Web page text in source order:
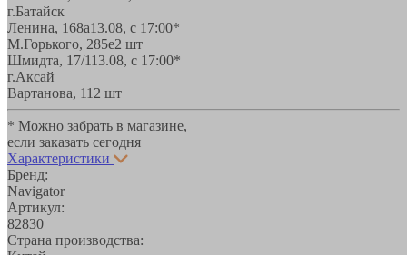
г.Батайск
Ленина, 168а13.08, с 17:00*
М.Горького, 285е2 шт
Шмидта, 17/113.08, с 17:00*
г.Аксай
Вартанова, 11 2 шт
* Можно забрать в магазине,
если заказать сегодня
Характеристики
Бренд:
Navigator
Артикул:
82830
Страна производства: